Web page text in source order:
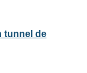
tunnel de